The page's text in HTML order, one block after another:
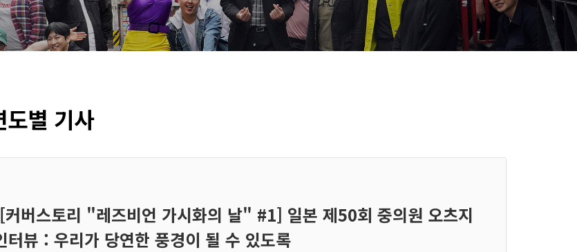
별 기사
버스토리 "레즈비언 가시화의 날" #1] 일본 제50회 중의원 오츠지
터뷰 : 우리가 당연한 풍경이 될 수 있도록